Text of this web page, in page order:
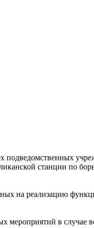
подведомственных
станции по
на реализацию
мероприятий в случае